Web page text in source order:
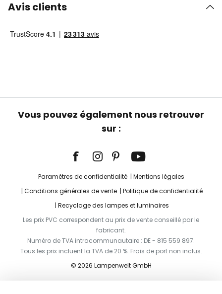
Avis clients
Vous pouvez également nous retrouver
sur :
Paramètres de confidentialité
Mentions légales
Conditions générales de vente
Politique de confidentialité
Recyclage des lampes et luminaires
Les prix PVC correspondent au prix de vente conseillé par le
fabricant.
Numéro de TVA intracommunautaire : DE - 815 559 897.
Tous les prix incluent la TVA de 20 %. Frais de port non inclus.
© 2026 Lampenwelt GmbH